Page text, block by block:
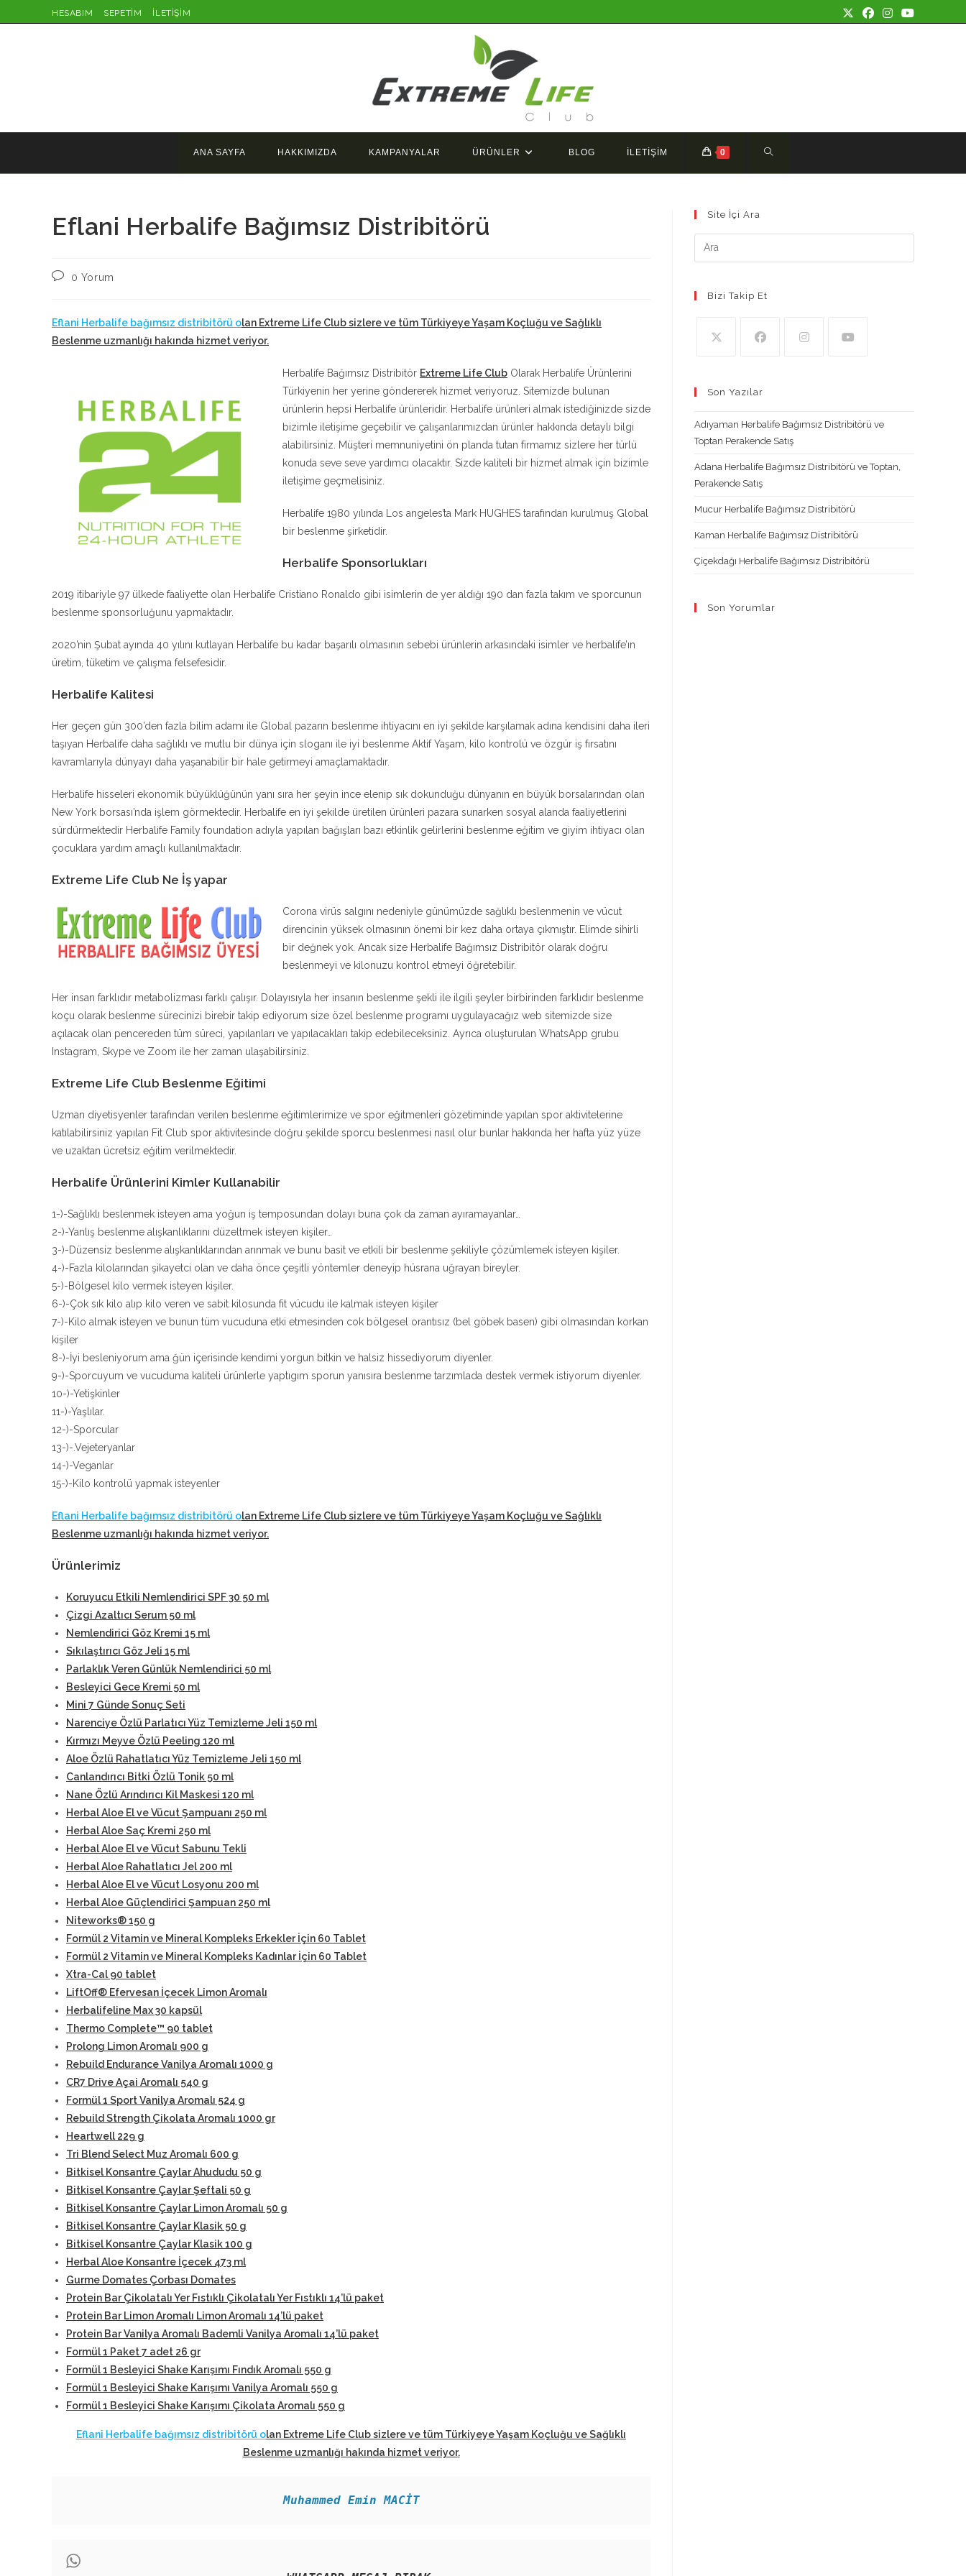
to
HESABIM SEPETİM İLETİŞİM
ANA SAYFA HAKKIMIZDA KAMPANYALAR ÜRÜNLER BLOG İLETİŞİM 0 TOGGLE
SEARCH
Eflani Herbalife Bağımsız Distribitörü
Post0 Yorum
Eflani Herbalife bağımsız distribitörü olan Extreme Life Club sizlere ve tüm Türkiyeye Yaşam Koçluğu ve Sağlıklı
Beslenme uzmanlığı hakında hizmet veriyor.
Herbalife Bağımsız Distribitör Extreme Life Club Olarak Herbalife Ürünlerini
Türkiyenin her yerine göndererek hizmet veriyoruz. Sitemizde bulunan
ürünlerin hepsi Herbalife ürünleridir. Herbalife ürünleri almak istediğinizde sizde
bizimle iletişime geçebilir ve çalışanlarımızdan ürünler hakkında detaylı bilgi
alabilirsiniz. Müşteri memnuniyetini ön planda tutan firmamız sizlere her türlü
konuda seve seve yardımcı olacaktır. Sizde kaliteli bir hizmet almak için bizimle
iletişime geçmelisiniz.
Herbalife 1980 yılında Los angeles’ta Mark HUGHES tarafından kurulmuş Global
bir beslenme şirketidir.
Herbalife Sponsorlukları
2019 itibariyle 97 ülkede faaliyette olan Herbalife Cristiano Ronaldo gibi isimlerin de yer aldığı 190 dan fazla takım ve sporcunun
beslenme sponsorluğunu yapmaktadır.
2020’nin Şubat ayında 40 yılını kutlayan Herbalife bu kadar başarılı olmasının sebebi ürünlerin arkasındaki isimler ve herbalife’ın
üretim, tüketim ve çalışma felsefesidir.
Herbalife Kalitesi
Her geçen gün 300’den fazla bilim adamı ile Global pazarın beslenme ihtiyacını en iyi şekilde karşılamak adına kendisini daha ileri
taşıyan Herbalife daha sağlıklı ve mutlu bir dünya için sloganı ile iyi beslenme Aktif Yaşam, kilo kontrolü ve özgür iş fırsatını
kavramlarıyla dünyayı daha yaşanabilir bir hale getirmeyi amaçlamaktadır.
Herbalife hisseleri ekonomik büyüklüğünün yanı sıra her şeyin ince elenip sık dokunduğu dünyanın en büyük borsalarından olan
New York borsası’nda işlem görmektedir. Herbalife en iyi şekilde üretilen ürünleri pazara sunarken sosyal alanda faaliyetlerini
sürdürmektedir Herbalife Family foundation adıyla yapılan bağışları bazı etkinlik gelirlerini beslenme eğitim ve giyim ihtiyacı olan
çocuklara yardım amaçlı kullanılmaktadır.
Extreme Life Club Ne İş yapar
Corona virüs salgını nedeniyle günümüzde sağlıklı beslenmenin ve vücut
direncinin yüksek olmasının önemi bir kez daha ortaya çıkmıştır. Elimde sihirli
bir değnek yok. Ancak size Herbalife Bağımsız Distribitör olarak doğru
beslenmeyi ve kilonuzu kontrol etmeyi öğretebilir.
Her insan farklıdır metabolizması farklı çalışır. Dolayısıyla her insanın beslenme şekli ile ilgili şeyler birbirinden farklıdır beslenme
koçu olarak beslenme sürecinizi birebir takip ediyorum size özel beslenme programı uygulayacağız web sitemizde size
açılacak olan pencereden tüm süreci, yapılanları ve yapılacakları takip edebileceksiniz. Ayrıca oluşturulan WhatsApp grubu
Instagram, Skype ve Zoom ile her zaman ulaşabilirsiniz.
Extreme Life Club Beslenme Eğitimi
Uzman diyetisyenler tarafından verilen beslenme eğitimlerimize ve spor eğitmenleri gözetiminde yapılan spor aktivitelerine
katılabilirsiniz yapılan Fit Club spor aktivitesinde doğru şekilde sporcu beslenmesi nasıl olur bunlar hakkında her hafta yüz yüze
ve uzaktan ücretsiz eğitim verilmektedir.
Herbalife Ürünlerini Kimler Kullanabilir
1-)-Sağlıklı beslenmek isteyen ama yoğun iş temposundan dolayı buna çok da zaman ayıramayanlar…
2-)-Yanlış beslenme alışkanlıklarını düzeltmek isteyen kişiler…
3-)-Düzensiz beslenme alışkanlıklarından arınmak ve bunu basit ve etkili bir beslenme şekiliyle çözümlemek isteyen kişiler.
4-)-Fazla kilolarından şikayetci olan ve daha önce çeşitli yöntemler deneyip hüsrana uğrayan bireyler.
5-)-Bölgesel kilo vermek isteyen kişiler.
6-)-Çok sık kilo alıp kilo veren ve sabit kilosunda fit vücudu ile kalmak isteyen kişiler
7-)-Kilo almak isteyen ve bunun tüm vucuduna etki etmesinden cok bölgesel orantısız (bel göbek basen) gibi olmasından korkan
kişiler
8-)-İyi besleniyorum ama ğün içerisinde kendimi yorgun bitkin ve halsiz hissediyorum diyenler.
9-)-Sporcuyum ve vucuduma kaliteli ürünlerle yaptıgım sporun yanısıra beslenme tarzımlada destek vermek istiyorum diyenler.
10-)-Yetişkinler
11-)-Yaşlılar.
12-)-Sporcular
13-)-.Vejeteryanlar
14-)-Veganlar
15-)-Kilo kontrolü yapmak isteyenler
Eflani Herbalife bağımsız distribitörü olan Extreme Life Club sizlere ve tüm Türkiyeye Yaşam Koçluğu ve Sağlıklı
Beslenme uzmanlığı hakında hizmet veriyor.
Ürünlerimiz
Koruyucu Etkili Nemlendirici SPF 30 50 ml
Çizgi Azaltıcı Serum 50 ml
Nemlendirici Göz Kremi 15 ml
Sıkılaştırıcı Göz Jeli 15 ml
Parlaklık Veren Günlük Nemlendirici 50 ml
Besleyici Gece Kremi 50 ml
Mini 7 Günde Sonuç Seti
Narenciye Özlü Parlatıcı Yüz Temizleme Jeli 150 ml
Kırmızı Meyve Özlü Peeling 120 ml
Aloe Özlü Rahatlatıcı Yüz Temizleme Jeli 150 ml
Canlandırıcı Bitki Özlü Tonik 50 ml
Nane Özlü Arındırıcı Kil Maskesi 120 ml
Herbal Aloe El ve Vücut Şampuanı 250 ml
Herbal Aloe Saç Kremi 250 ml
Herbal Aloe El ve Vücut Sabunu Tekli
Herbal Aloe Rahatlatıcı Jel 200 ml
Herbal Aloe El ve Vücut Losyonu 200 ml
Herbal Aloe Güçlendirici Şampuan 250 ml
Niteworks® 150 g
Formül 2 Vitamin ve Mineral Kompleks Erkekler İçin 60 Tablet
Formül 2 Vitamin ve Mineral Kompleks Kadınlar İçin 60 Tablet
Xtra-Cal 90 tablet
LiftOff® Efervesan İçecek Limon Aromalı
Herbalifeline Max 30 kapsül
Thermo Complete™ 90 tablet
Prolong Limon Aromalı 900 g
Rebuild Endurance Vanilya Aromalı 1000 g
CR7 Drive Açai Aromalı 540 g
Formül 1 Sport Vanilya Aromalı 524 g
Rebuild Strength Çikolata Aromalı 1000 gr
Heartwell 229 g
Tri Blend Select Muz Aromalı 600 g
Bitkisel Konsantre Çaylar Ahududu 50 g
Bitkisel Konsantre Çaylar Şeftali 50 g
Bitkisel Konsantre Çaylar Limon Aromalı 50 g
Bitkisel Konsantre Çaylar Klasik 50 g
Bitkisel Konsantre Çaylar Klasik 100 g
Herbal Aloe Konsantre İçecek 473 ml
Gurme Domates Çorbası Domates
Protein Bar Çikolatalı Yer Fıstıklı Çikolatalı Yer Fıstıklı 14’lü paket
Protein Bar Limon Aromalı Limon Aromalı 14’lü paket
Protein Bar Vanilya Aromalı Bademli Vanilya Aromalı 14’lü paket
Formül 1 Paket 7 adet 26 gr
Formül 1 Besleyici Shake Karışımı Fındık Aromalı 550 g
Formül 1 Besleyici Shake Karışımı Vanilya Aromalı 550 g
Formül 1 Besleyici Shake Karışımı Çikolata Aromalı 550 g
Eflani Herbalife bağımsız distribitörü olan Extreme Life Club sizlere ve tüm Türkiyeye Yaşam Koçluğu ve Sağlıklı
Beslenme uzmanlığı hakında hizmet veriyor.
Muhammed Emin MACİT
Site İçi Ara
Bizi Takip Et
a
new
tab
new
tab
new
tab
new
Son Yazılar
Adıyaman Herbalife Bağımsız Distribitörü ve
Toptan Perakende Satış
Adana Herbalife Bağımsız Distribitörü ve Toptan,
Perakende Satış
Mucur Herbalife Bağımsız Distribitörü
Kaman Herbalife Bağımsız Distribitörü
Çiçekdağı Herbalife Bağımsız Distribitörü
Son Yorumlar